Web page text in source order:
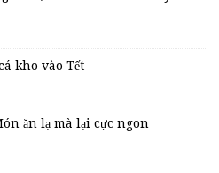
kho vào Tết
ăn lạ mà lại cực ngon